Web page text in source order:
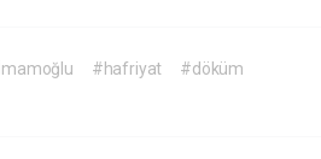
#hafriyat
#döküm